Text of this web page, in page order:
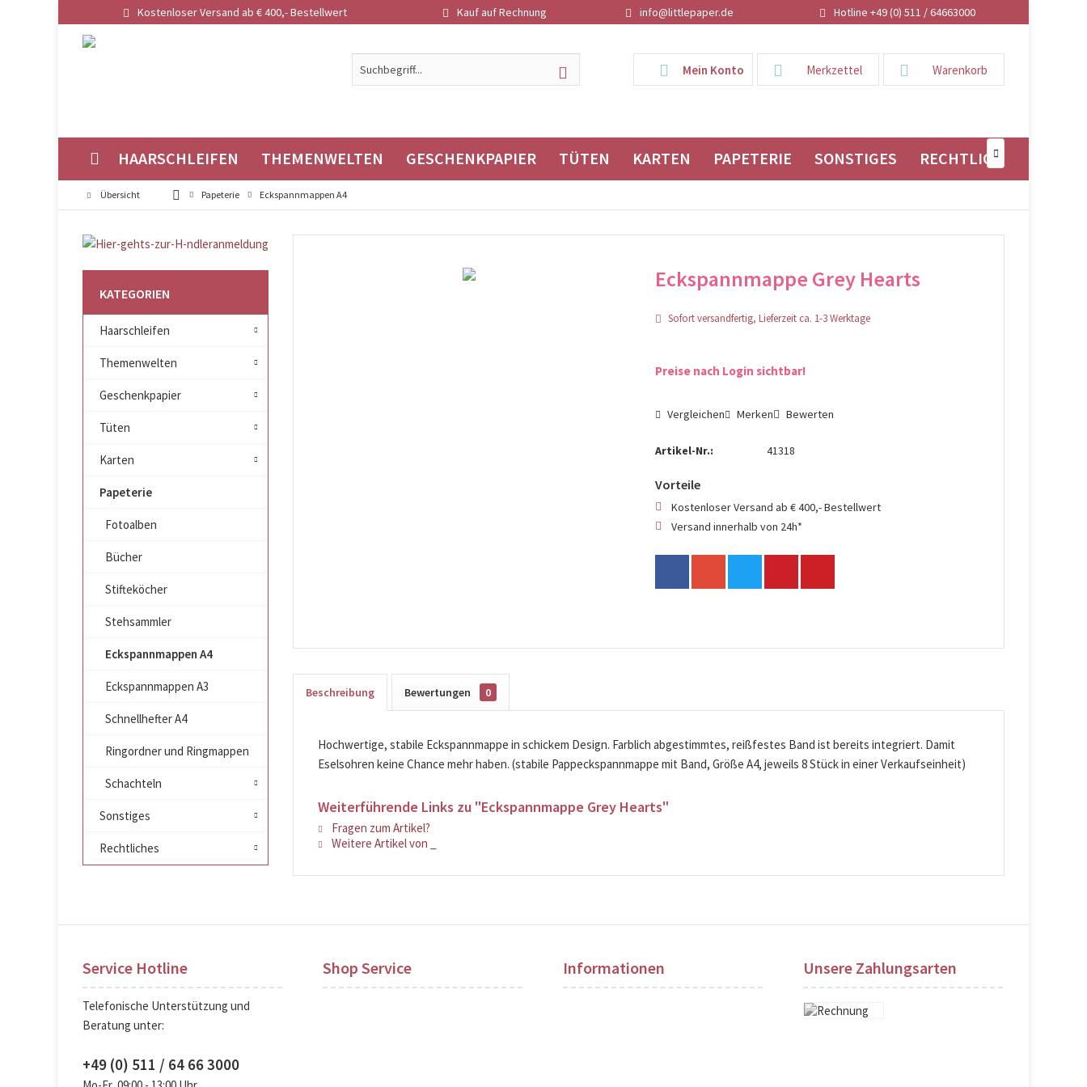
Kostenloser Versand ab € 400,- Bestellwert Kauf auf Rechnung info@littlepaper.de Hotline +49 (0) 511 / 64663000
Warenkorb
Merkzettel
Mein Konto
HAARSCHLEIFEN THEMENWELTEN GESCHENKPAPIER TÜTEN KARTEN PAPETERIE SONSTIGES RECHTLICHES

Übersicht Papeterie Eckspannmappen A4
KATEGORIEN
Haarschleifen
Themenwelten
Geschenkpapier
Tüten
Karten
Papeterie
Fotoalben
Bücher
Stifteköcher
Stehsammler
Eckspannmappen A4
Eckspannmappen A3
Schnellhefter A4
Ringordner und Ringmappen
Schachteln
Sonstiges
Rechtliches
Eckspannmappe Grey Hearts
Sofort versandfertig, Lieferzeit ca. 1-3 Werktage
Preise nach Login sichtbar!
Vergleichen Merken Bewerten
Artikel-Nr.: 41318
Vorteile
Kostenloser Versand ab € 400,- Bestellwert
Versand innerhalb von 24h*
Beschreibung Bewertungen 0
Hochwertige, stabile Eckspannmappe in schickem Design. Farblich abgestimmtes, reißfestes Band ist bereits integriert. Damit
Eselsohren keine Chance mehr haben. (stabile Pappeckspannmappe mit Band, Größe A4, jeweils 8 Stück in einer Verkaufseinheit)
Weiterführende Links zu "Eckspannmappe Grey Hearts"
Fragen zum Artikel?
Weitere Artikel von _
Service Hotline
Telefonische Unterstützung und
Beratung unter:
+49 (0) 511 / 64 66 3000
Shop Service Informationen Unsere Zahlungsarten